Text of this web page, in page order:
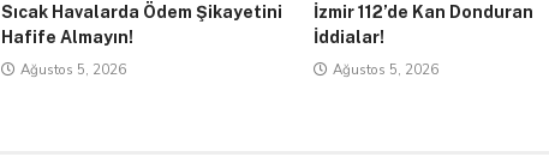
Sıcak Havalarda Ödem Şikayetini
Hafife Almayın!
Ağustos 5, 2026
İzmir 112’de Kan Donduran
İddialar!
Ağustos 5, 2026